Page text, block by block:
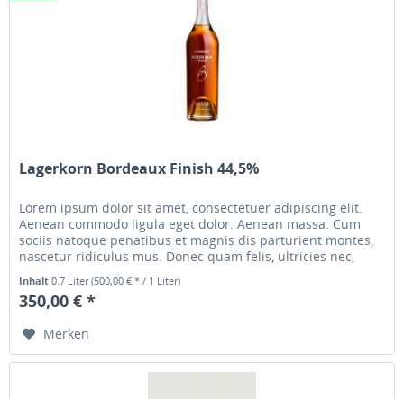
Lagerkorn Bordeaux Finish 44,5%
Lorem ipsum dolor sit amet, consectetuer adipiscing elit.
Aenean commodo ligula eget dolor. Aenean massa. Cum
sociis natoque penatibus et magnis dis parturient montes,
nascetur ridiculus mus. Donec quam felis, ultricies nec,
Inhalt0.7 Liter(500,00 € * / 1 Liter)
350,00 € *
Merken